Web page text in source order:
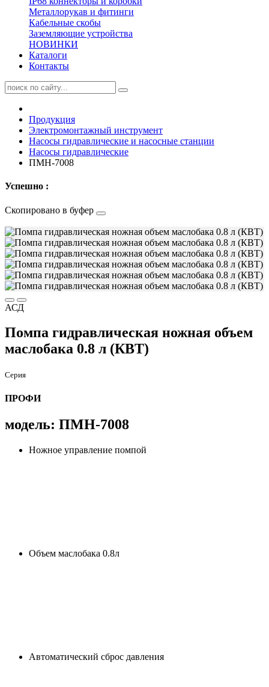
Металлорукав и фитинги
Кабельные скобы
Заземляющие устройства
НОВИНКИ
Каталоги
Контакты
Продукция
Электромонтажный инструмент
Насосы гидравлические и насосные станции
Насосы гидравлические
ПМН-7008
Успешно :
Скопировано в буфер
АСД
Помпа гидравлическая ножная объем
маслобака 0.8 л (КВТ)
Серия
ПРОФИ
модель: ПМН-7008
Ножное управление помпой
Объем маслобака 0.8л
Автоматический сброс давления